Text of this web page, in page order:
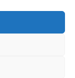
reserved